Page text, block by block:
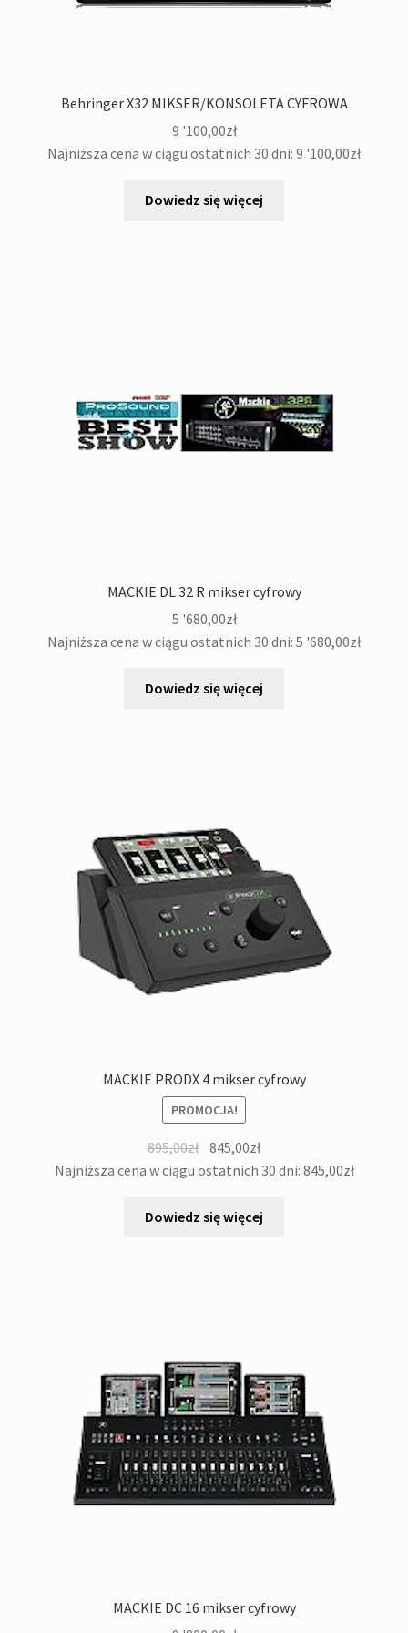
Behringer X32 MIKSER/KONSOLETA CYFROWA
9 '100,00zł
Najniższa cena w ciągu ostatnich 30 dni: 9 '100,00zł
Dowiedz się więcej
MACKIE DL 32 R mikser cyfrowy
5 '680,00zł
Najniższa cena w ciągu ostatnich 30 dni: 5 '680,00zł
Dowiedz się więcej
MACKIE PRODX 4 mikser cyfrowy
PROMOCJA!
895,00zł Pierwotna
cena
895,00zł.
845,00złAktualna
cena
845,00zł.
Najniższa cena w ciągu ostatnich 30 dni: 845,00zł
Dowiedz się więcej
MACKIE DC 16 mikser cyfrowy